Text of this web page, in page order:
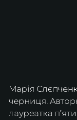
Марія
черниця.
лауреатка